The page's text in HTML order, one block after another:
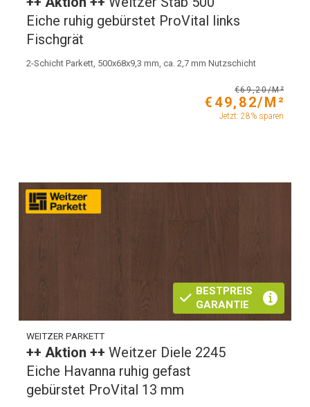
Eiche ruhig gebürstet ProVital links
Fischgrät
2-Schicht Parkett, 500x68x9,3 mm, ca. 2,7 mm Nutzschicht
€69,20/M²
€49,82/M²
Jetzt: 28% sparen
BESTPREIS
GARANTIE
WEITZER PARKETT
++ Aktion ++Weitzer Diele 2245
Eiche Havanna ruhig gefast
gebürstet ProVital 13 mm